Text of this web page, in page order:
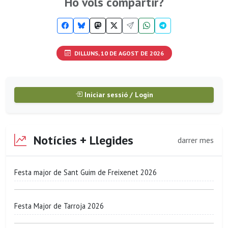
DILLUNS, 10 DE AGOST DE 2026
Iniciar sessió / Login
Notícies + Llegides darrer mes
Festa major de Sant Guim de Freixenet 2026
Festa Major de Tarroja 2026